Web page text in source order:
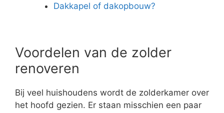
Dakkapel of dakopbouw?
Voordelen van de zolder
renoveren
Bij veel huishoudens wordt de zolderkamer over
het hoofd gezien. Er staan misschien een paar